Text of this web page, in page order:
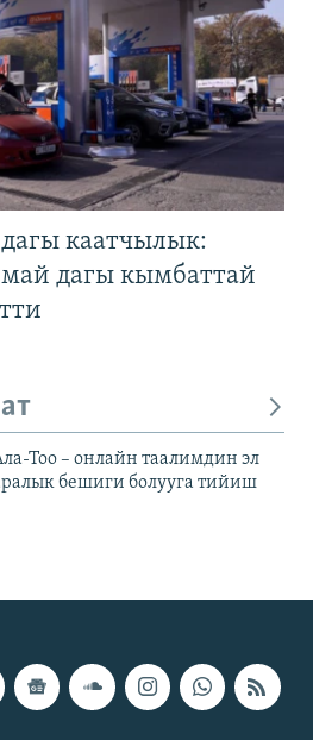
каатчылык:
дагы кымбаттай
Тоо – онлайн таалимдин эл
бешиги болууга тийиш